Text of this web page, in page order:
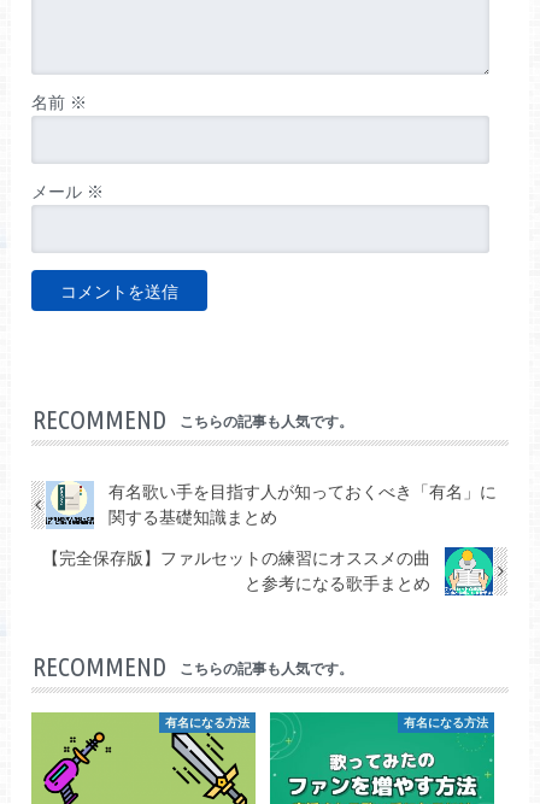
名前 ※
メール ※
RECOMMEND こちらの記事も人気です。
有名歌い手を目指す人が知っておくべき「有名」に
関する基礎知識まとめ
【完全保存版】ファルセットの練習にオススメの曲
と参考になる歌手まとめ
RECOMMEND こちらの記事も人気です。
有名になる方法 有名になる方法